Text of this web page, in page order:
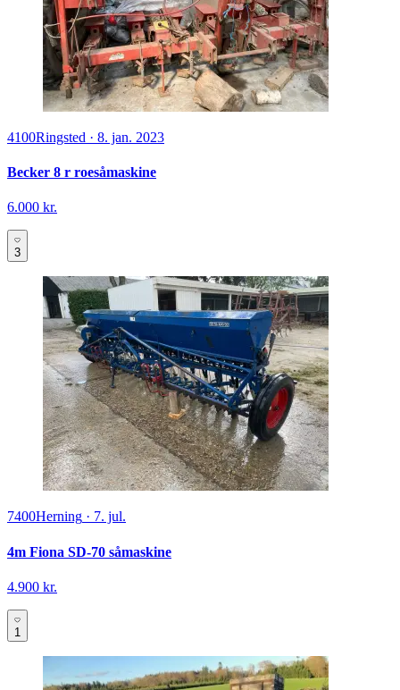
4100Ringsted · 8. jan. 2023
Becker 8 r roesåmaskine
6.000 kr.
3
7400Herning · 7. jul.
4m Fiona SD-70 såmaskine
4.900 kr.
1